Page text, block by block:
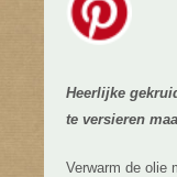
Heerlijke
te versieren
Verwarm de olie